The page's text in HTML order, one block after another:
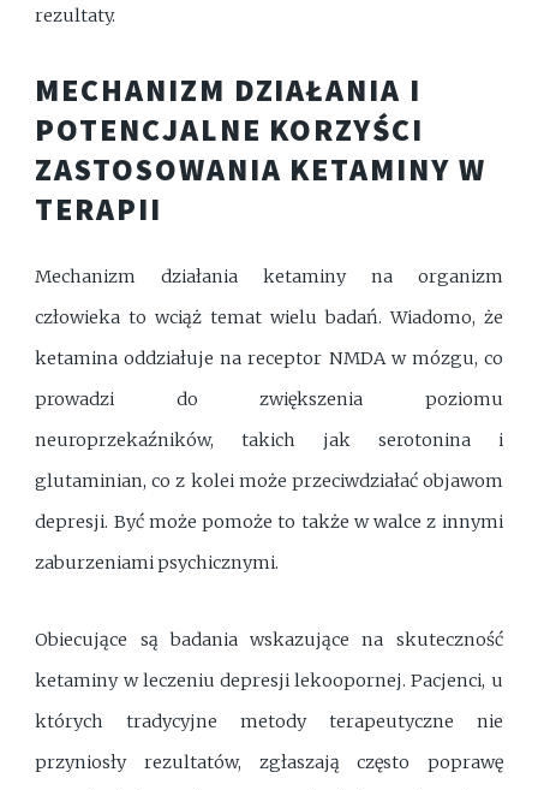
rezultaty.
MECHANIZM DZIAŁANIA I
POTENCJALNE KORZYŚCI
ZASTOSOWANIA KETAMINY W
TERAPII
Mechanizm działania ketaminy na organizm
człowieka to wciąż temat wielu badań. Wiadomo, że
ketamina oddziałuje na receptor NMDA w mózgu, co
prowadzi do zwiększenia poziomu
neuroprzekaźników, takich jak serotonina i
glutaminian, co z kolei może przeciwdziałać objawom
depresji. Być może pomoże to także w walce z innymi
zaburzeniami psychicznymi.
Obiecujące są badania wskazujące na skuteczność
ketaminy w leczeniu depresji lekoopornej. Pacjenci, u
których tradycyjne metody terapeutyczne nie
przyniosły rezultatów, zgłaszają często poprawę